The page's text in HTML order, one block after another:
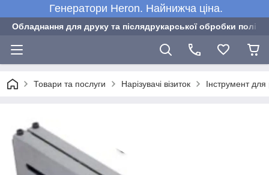
Генератори Heron. Найнижча ціна.
Обладнання для друку та післядрукарської обробки
Товари та послуги Нарізувачі візиток Інструмент